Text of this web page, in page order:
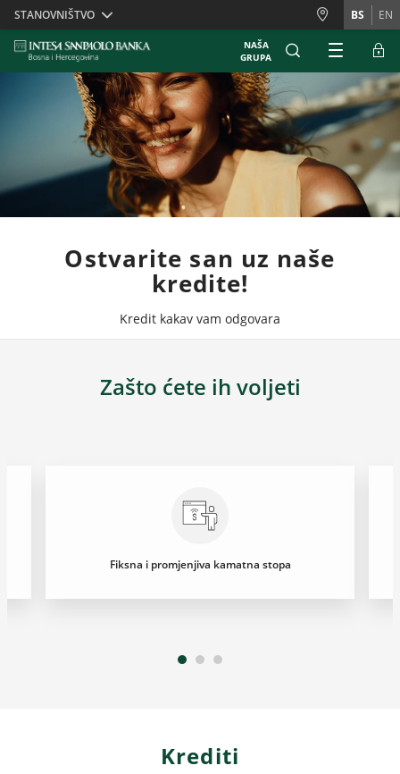
Skiplinks
STANOVNIŠTVO BS EN
NAŠA
GRUPA
Ostvarite san uz naše
kredite!
Kredit kakav vam odgovara
Zašto ćete ih voljeti
Fiksna i promjenjiva kamatna stopa
Krediti